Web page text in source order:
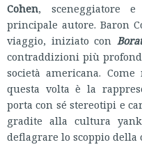
Cohen, sceneggiatore
principale autore. Baron
viaggio, iniziato con Borat
contraddizioni più
società americana.
questa volta è la
porta con sé stereotipi e
gradite alla cultura
deflagrare lo scoppio della